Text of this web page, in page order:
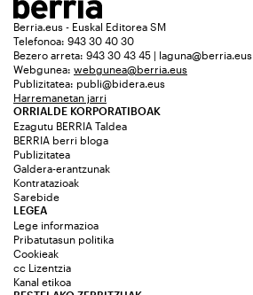
Berria.eus - Euskal Editorea SM
Telefonoa: 943 30 40 30
Bezero arreta: 943 30 43 45 | laguna@berria.eus
Webgunea: webgunea@berria.eus
Publizitatea: publi@bidera.eus
Harremanetan jarri
ORRIALDE KORPORATIBOAK
Ezagutu BERRIA Taldea
BERRIA berri bloga
Publizitatea
Galdera-erantzunak
Kontratazioak
Sarebide
LEGEA
Lege informazioa
Pribatutasun politika
Cookieak
cc Lizentzia
Kanal etikoa